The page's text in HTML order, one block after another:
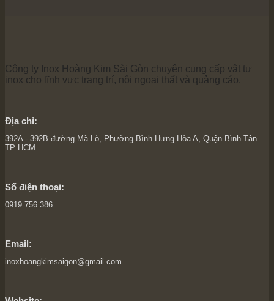
Công ty Inox Hoàng Kim Sài Gòn chuyên cung cấp vật tư
inox cho lĩnh vực trang trí, nội ngoại thất và quảng cáo.
Địa chỉ:
392A - 392B đường Mã Lò, Phường Bình Hưng Hòa A, Quận Bình Tân.
TP HCM
Số điện thoại:
0919 756 386
Email:
inoxhoangkimsaigon@gmail.com